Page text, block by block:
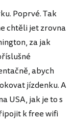
Poprvé. Tak
chtěli jet zrovna
za jak
abych
jízdenku. A
USA, jak je to s
k free wifi